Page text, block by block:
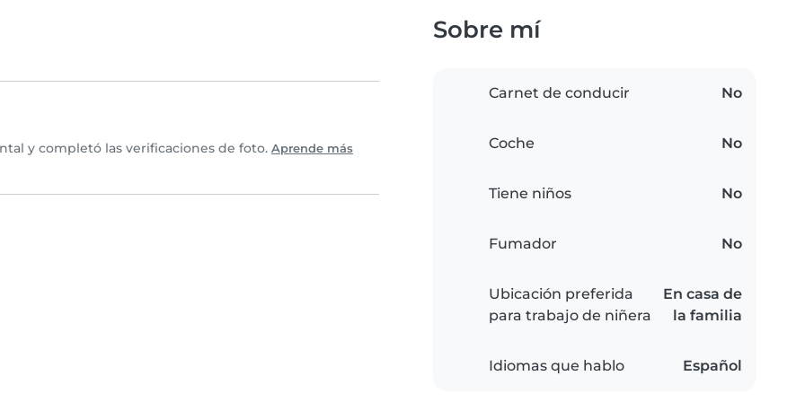
y completó las verificaciones de foto. Aprende más
Sobre mí
Carnet de conducir No
Coche No
Tiene niños No
Fumador No
Ubicación preferida
para trabajo de niñera
En casa de
la familia
Idiomas que hablo Español